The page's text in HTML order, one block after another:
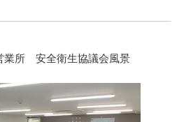
所 安全衛生協議会風景